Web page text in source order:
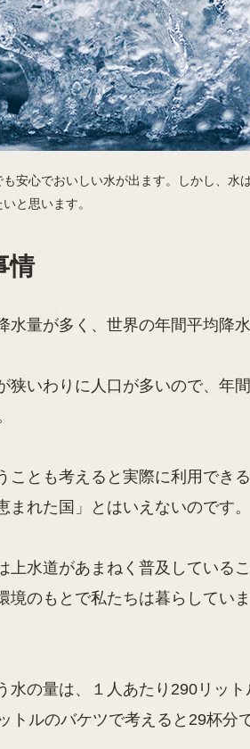
安心でおいしい水が出ます。しかし、水
と思います。
情
水量が多く、世界の年間平均降
狭いわりに人口が多いので、年
ことも考えると実際に利用でき
まれた国」とはいえないのです。
上水道があまねく普及している
境のもとで私たちは暮らしていま
水の量は、１人あたり290リッ
トルのバケツで考えると29杯分で